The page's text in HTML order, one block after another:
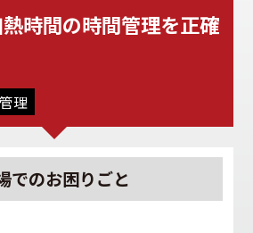
時間の時間管理を正確
理
でのお困りごと